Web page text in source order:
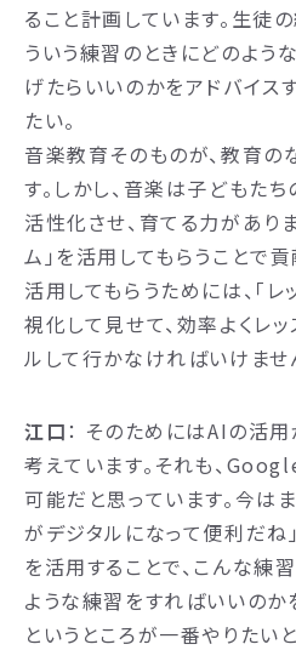
ること計画しています。生徒
ういう練習のときにどのよう
げたらいいのかをアドバイス
たい。
音楽教育そのものが、教育の
す。しかし、音楽は子どもた
活性化させ、育てる力があり
ム」を活用してもらうことで
活用してもらうためには、「
視化して見せて、効率よくレ
ルして行かなければいけませ
江口 ： そのためにはAIの活
考えています。それも、
可能だと思っています。今は
がデジタルになって便利だね
を活用することで、こんな練
ような練習をすればいいのか
というところが一番やりたい